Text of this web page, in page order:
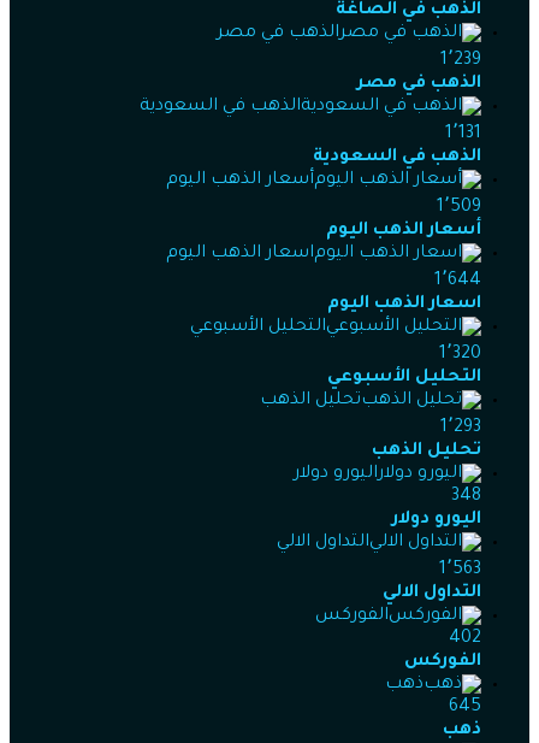
الذهب في الصاغة
الذهب في مصر
1٬239
الذهب في مصر
الذهب في السعودية
1٬131
الذهب في السعودية
أسعار الذهب اليوم
1٬509
أسعار الذهب اليوم
اسعار الذهب اليوم
1٬644
اسعار الذهب اليوم
التحليل الأسبوعي
1٬320
التحليل الأسبوعي
تحليل الذهب
1٬293
تحليل الذهب
اليورو دولار
348
اليورو دولار
التداول الالي
1٬563
التداول الالي
الفوركس
402
الفوركس
ذهب
645
ذهب